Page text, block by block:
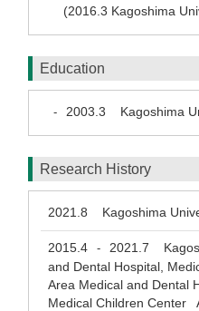
(2016.3 Kagoshima
Education
- 2003.3 Kagoshima
Research History
2021.8 Kagoshima
2015.4 - 2021.7
and Dental Hospital,
Area Medical and Dental
Medical Children Center